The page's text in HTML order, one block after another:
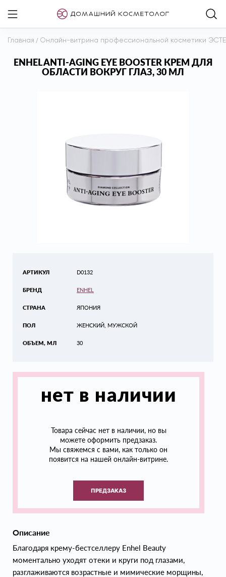
Главная / Онлайн-витрина профессиональной косметики
ENHEL ANTI-AGING EYE BOOSTER КРЕМ ДЛЯ
ОБЛАСТИ ВОКРУГ ГЛАЗ, 30 МЛ
АРТИКУЛ
БРЕНД
СТРАНА
ПОЛ
ОБЪЕМ, МЛ
D0132
ENHEL
ЯПОНИЯ
ЖЕНСКИЙ, МУЖСКОЙ
30
нет в наличии
Товара сейчас нет в наличии, но вы
можете оформить предзаказ.
Мы свяжемся с вами, как только он
появится на нашей онлайн-витрине.
ПРЕДЗАКАЗ
Описание
Благодаря крему-бестселлеру Enhel Beauty
моментально уходят отеки и круги под глазами,
разглаживаются возрастные и мимические морщины,